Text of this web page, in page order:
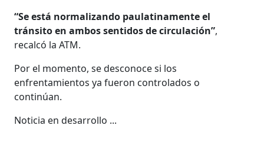
“Se está normalizando paulatinamente el
tránsito en ambos sentidos de circulación”,
recalcó la ATM.
Por el momento, se desconoce si los
enfrentamientos ya fueron controlados o
continúan.
Noticia en desarrollo ...